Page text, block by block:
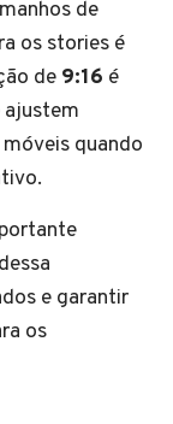
de
os stories é
de 9:16 é
ajustem
quando
e garantir
os